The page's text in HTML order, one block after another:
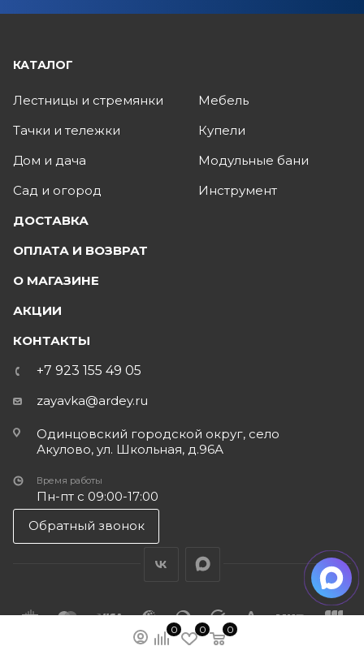
0 0 0
КАТАЛОГ
Лестницы и стремянки
Тачки и тележки
Дом и дача
Сад и огород
Мебель
Купели
Модульные бани
Инструмент
ДОСТАВКА
ОПЛАТА И ВОЗВРАТ
О МАГАЗИНЕ
АКЦИИ
КОНТАКТЫ
+7 923 155 49 05
zayavka@ardey.ru
Одинцовский городской округ, село
Акулово, ул. Школьная, д.96А
Время работы
Пн-пт с 09:00-17:00
Обратный звонок